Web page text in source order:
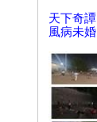
天下奇
風病未